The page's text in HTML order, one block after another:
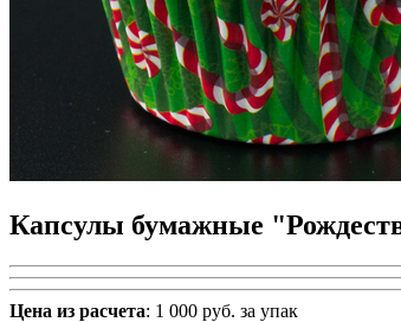
Капсулы бумажные
Цена из расчета: 1 000 руб. за упак